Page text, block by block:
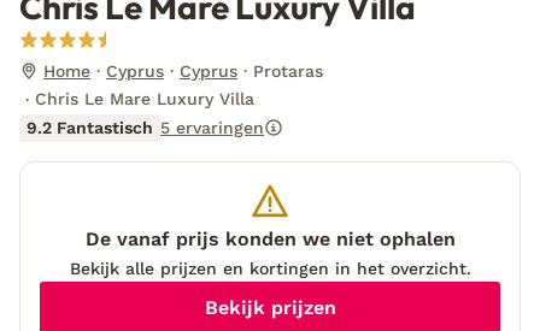
Home Cyprus Cyprus
Protaras
Chris Le Mare Luxury Villa
9.2 Fantastisch 5 ervaringen
De vanaf prijs konden we niet ophalen
Bekijk alle prijzen en kortingen in het overzicht.
Bekijk prijzen